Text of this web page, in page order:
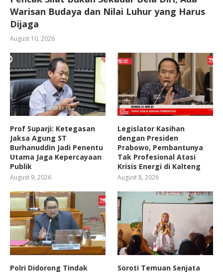
Warisan Budaya dan Nilai Luhur yang Harus
Dijaga
August 10, 2026
Prof Suparji: Ketegasan
Jaksa Agung ST
Burhanuddin Jadi Penentu
Utama Jaga Kepercayaan
Publik
August 9, 2026
Legislator Kasihan
dengan Presiden
Prabowo, Pembantunya
Tak Profesional Atasi
Krisis Energi di Kalteng
August 8, 2026
Polri Didorong Tindak Soroti Temuan Senjata